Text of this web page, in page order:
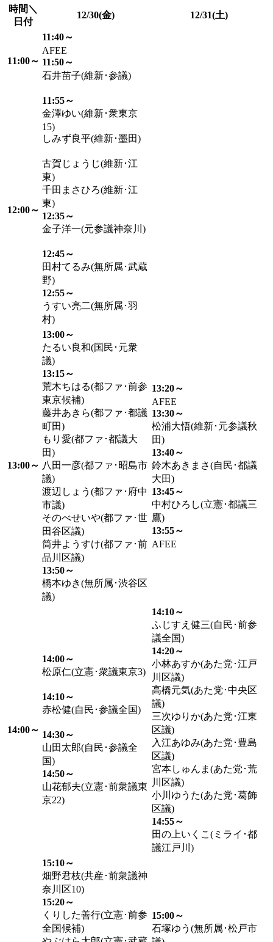
時間＼
日付
12/30(金) 12/31(土)
11:00～
11:40～
AFEE
11:50～
石井苗子(維新･参議)
12:00～
11:55～
金澤ゆい(維新･衆東京
15)
しみず良平(維新･墨田)
古賀じょうじ(維新･江
東)
千田まさひろ(維新･江
東)
12:35～
金子洋一(元参議神奈川)
12:45～
田村てるみ(無所属･武蔵
野)
12:55～
うすい亮二(無所属･羽
村)
13:00～
13:00～
たるい良和(国民･元衆
議)
13:15～
荒木ちはる(都ファ･前参
東京候補)
藤井あきら(都ファ･都議
町田)
もり愛(都ファ･都議大
田)
八田一彦(都ファ･昭島市
議)
渡辺しょう(都ファ･府中
市議)
そのべせいや(都ファ･世
田谷区議)
筒井ようすけ(都ファ･前
品川区議)
13:50～
橋本ゆき(無所属･渋谷区
議)
13:20～
AFEE
13:30～
松浦大悟(維新･元参議秋
田)
13:40～
鈴木あきまさ(自民･都議
大田)
13:45～
中村ひろし(立憲･都議三
鷹)
13:55～
AFEE
14:00～
14:00～
松原仁(立憲･衆議東京3)
14:10～
赤松健(自民･参議全国)
14:30～
山田太郎(自民･参議全
国)
14:50～
山花郁夫(立憲･前衆議東
京22)
14:10～
ふじすえ健三(自民･前参
議全国)
14:20～
小林あすか(あた党･江戸
川区議)
高橋元気(あた党･中央区
議)
三次ゆりか(あた党･江東
区議)
入江あゆみ(あた党･豊島
区議)
宮本しゅんま(あた党･荒
川区議)
小川ゆうた(あた党･葛飾
区議)
14:55～
田の上いくこ(ミライ･都
議江戸川)
15:10～
畑野君枝(共産･前衆議神
奈川区10)
15:20～
くりした善行(立憲･前参
全国候補)
15:00～
石塚ゆう(無所属･松戸市